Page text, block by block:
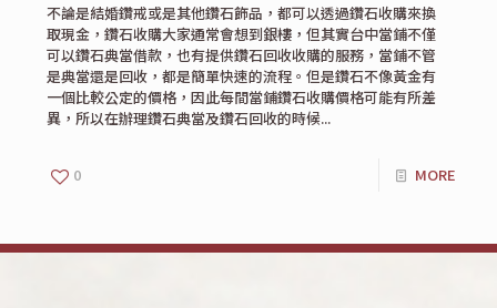
不論是結婚鑽戒或是其他鑽石飾品，都可以透過鑽石收購來換
取現金，鑽石收購大家通常會想到銀樓，但其實台中當鋪不僅
可以鑽石典當借款，也有提供鑽石回收收購的服務，當鋪不管
是典當還是回收，都是簡單快速的流程。但是鑽石不像黃金有
一個比較公定的價格，因此每間當鋪鑽石收購價格可能有所差
異，所以在辦理鑽石典當及鑽石回收的時候...
0 MORE